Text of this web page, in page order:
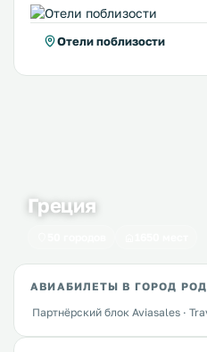
Отели поблизости
Греция
АВИАБИЛЕТЫ В ГОРОД
Партнёрский блок Aviasales ·